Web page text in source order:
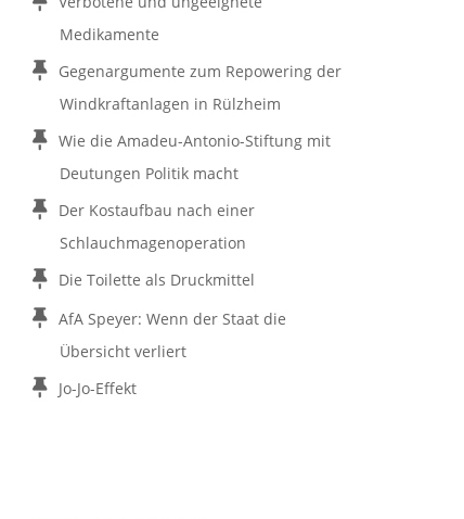
Medikamente
Gegenargumente zum Repowering der
Windkraftanlagen in Rülzheim
Wie die Amadeu-Antonio-Stiftung mit
Deutungen Politik macht
Der Kostaufbau nach einer
Schlauchmagenoperation
Die Toilette als Druckmittel
AfA Speyer: Wenn der Staat die
Übersicht verliert
Jo-Jo-Effekt